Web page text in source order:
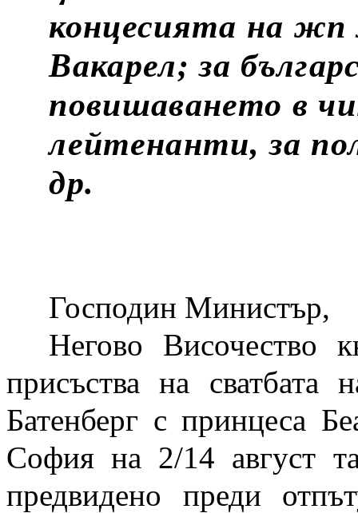
концесията на
Вакарел; за
повишаването в
лейтенанти, за
др.
Господин Министър,
Негово Височество
присъства на
Батенберг с принцеса
София на 2/14 август
предвидено преди